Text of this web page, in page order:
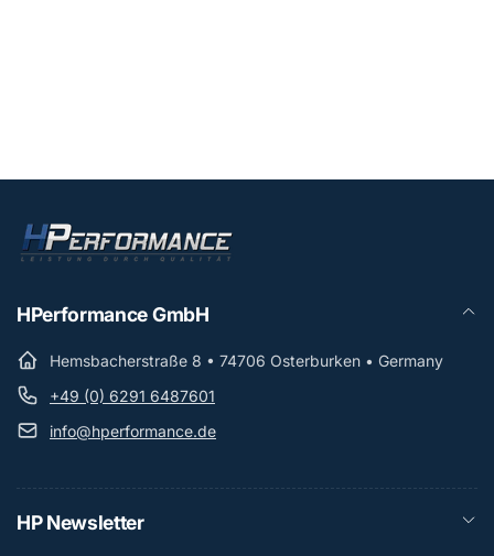
HPerformance GmbH
Hemsbacherstraße 8 • 74706 Osterburken • Germany
+49 (0) 6291 6487601
info@hperformance.de
HP Newsletter